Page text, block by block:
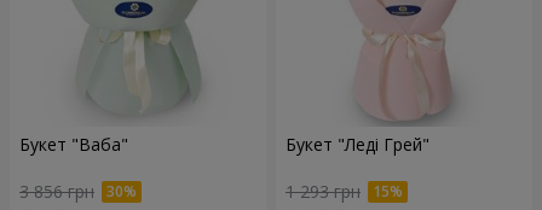
Букет "Ваба"
3 856 грн
Букет "Леді Грей"
1 293 грн